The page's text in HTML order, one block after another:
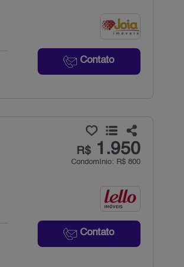
Contato
R$1.950
Condomínio: R$ 800
Contato